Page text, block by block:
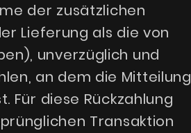
der zusätzlichen
Lieferung als die von
unverzüglich und
an dem die Mitteilung
Für diese Rückzahlung
Transaktion